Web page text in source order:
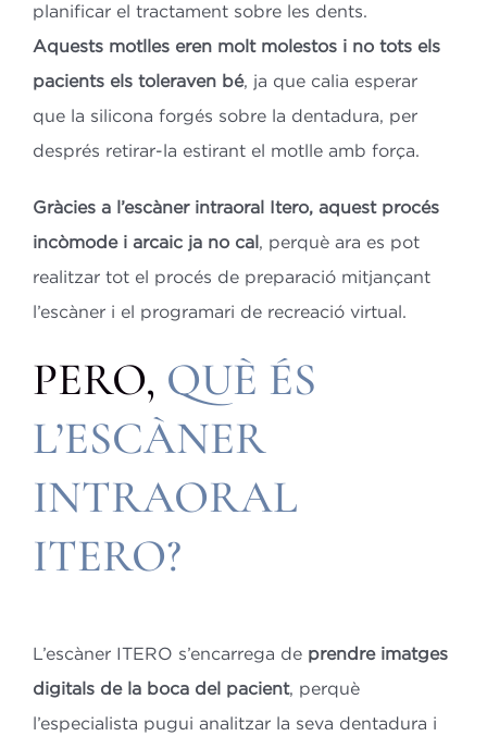
planificar el tractament sobre les dents.
Aquests motlles eren molt molestos i no tots els
pacients els toleraven bé, ja que calia esperar
que la silicona forgés sobre la dentadura, per
després retirar-la estirant el motlle amb força.
Gràcies a l’escàner intraoral Itero, aquest procés
incòmode i arcaic ja no cal, perquè ara es pot
realitzar tot el procés de preparació mitjançant
l’escàner i el programari de recreació virtual.
PERO, QUÈ ÉS
L’ESCÀNER
INTRAORAL
ITERO?
L’escàner ITERO s’encarrega de prendre imatges
digitals de la boca del pacient, perquè
l’especialista pugui analitzar la seva dentadura i